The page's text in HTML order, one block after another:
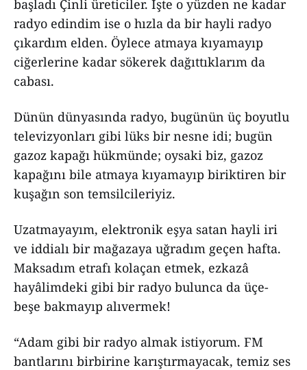
başladı Çinli üreticiler. İşte o yüzden ne kadar
radyo edindim ise o hızla da bir hayli radyo
çıkardım elden. Öylece atmaya kıyamayıp
ciğerlerine kadar sökerek dağıttıklarım da
cabası.
Dünün dünyasında radyo, bugünün üç boyutlu
televizyonları gibi lüks bir nesne idi; bugün
gazoz kapağı hükmünde; oysaki biz, gazoz
kapağını bile atmaya kıyamayıp biriktiren bir
kuşağın son temsilcileriyiz.
Uzatmayayım, elektronik eşya satan hayli iri
ve iddialı bir mağazaya uğradım geçen hafta.
Maksadım etrafı kolaçan etmek, ezkazâ
hayâlimdeki gibi bir radyo bulunca da üçe-
beşe bakmayıp alıvermek!
“Adam gibi bir radyo almak istiyorum. FM
bantlarını birbirine karıştırmayacak, temiz ses